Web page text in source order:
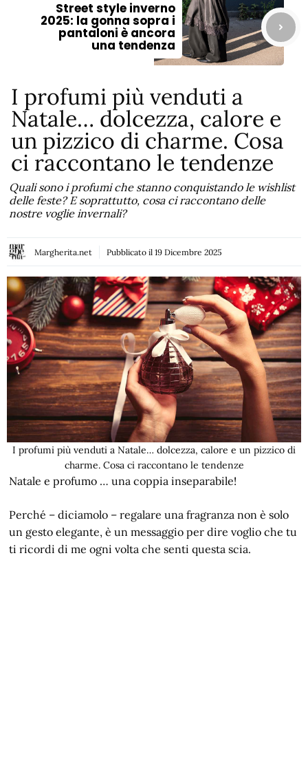
Street style inverno
2025: la gonna sopra i
pantaloni è ancora
una tendenza
I profumi più venduti a
Natale… dolcezza, calore e
un pizzico di charme. Cosa
ci raccontano le tendenze
Quali sono i profumi che stanno conquistando le wishlist
delle feste? E soprattutto, cosa ci raccontano delle
nostre voglie invernali?
Margherita.net Pubblicato il 19 Dicembre 2025
I profumi più venduti a Natale… dolcezza, calore e un pizzico di
charme. Cosa ci raccontano le tendenze
Natale e profumo … una coppia inseparabile!
Perché – diciamolo – regalare una fragranza non è solo
un gesto elegante, è un messaggio per dire voglio che tu
ti ricordi di me ogni volta che senti questa scia.